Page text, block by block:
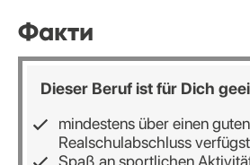
Факти
Dieser Beruf ist für Dich
mindestens über einen guten
Realschulabschluss verfügst
Spaß an sportlichen